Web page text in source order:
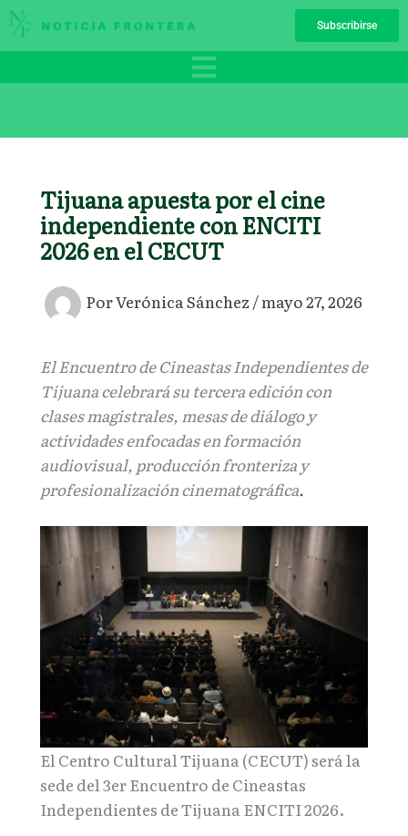
Ir
al
Subscribirse
Tijuana apuesta por el cine
independiente con ENCITI
2026 en el CECUT
PorVerónica Sánchez/mayo 27, 2026
El Encuentro de Cineastas Independientes de
Tijuana celebrará su tercera edición con
clases magistrales, mesas de diálogo y
actividades enfocadas en formación
audiovisual, producción fronteriza y
profesionalización cinematográfica.
El Centro Cultural Tijuana (CECUT) será la
sede del 3er Encuentro de Cineastas
Independientes de Tijuana ENCITI 2026.